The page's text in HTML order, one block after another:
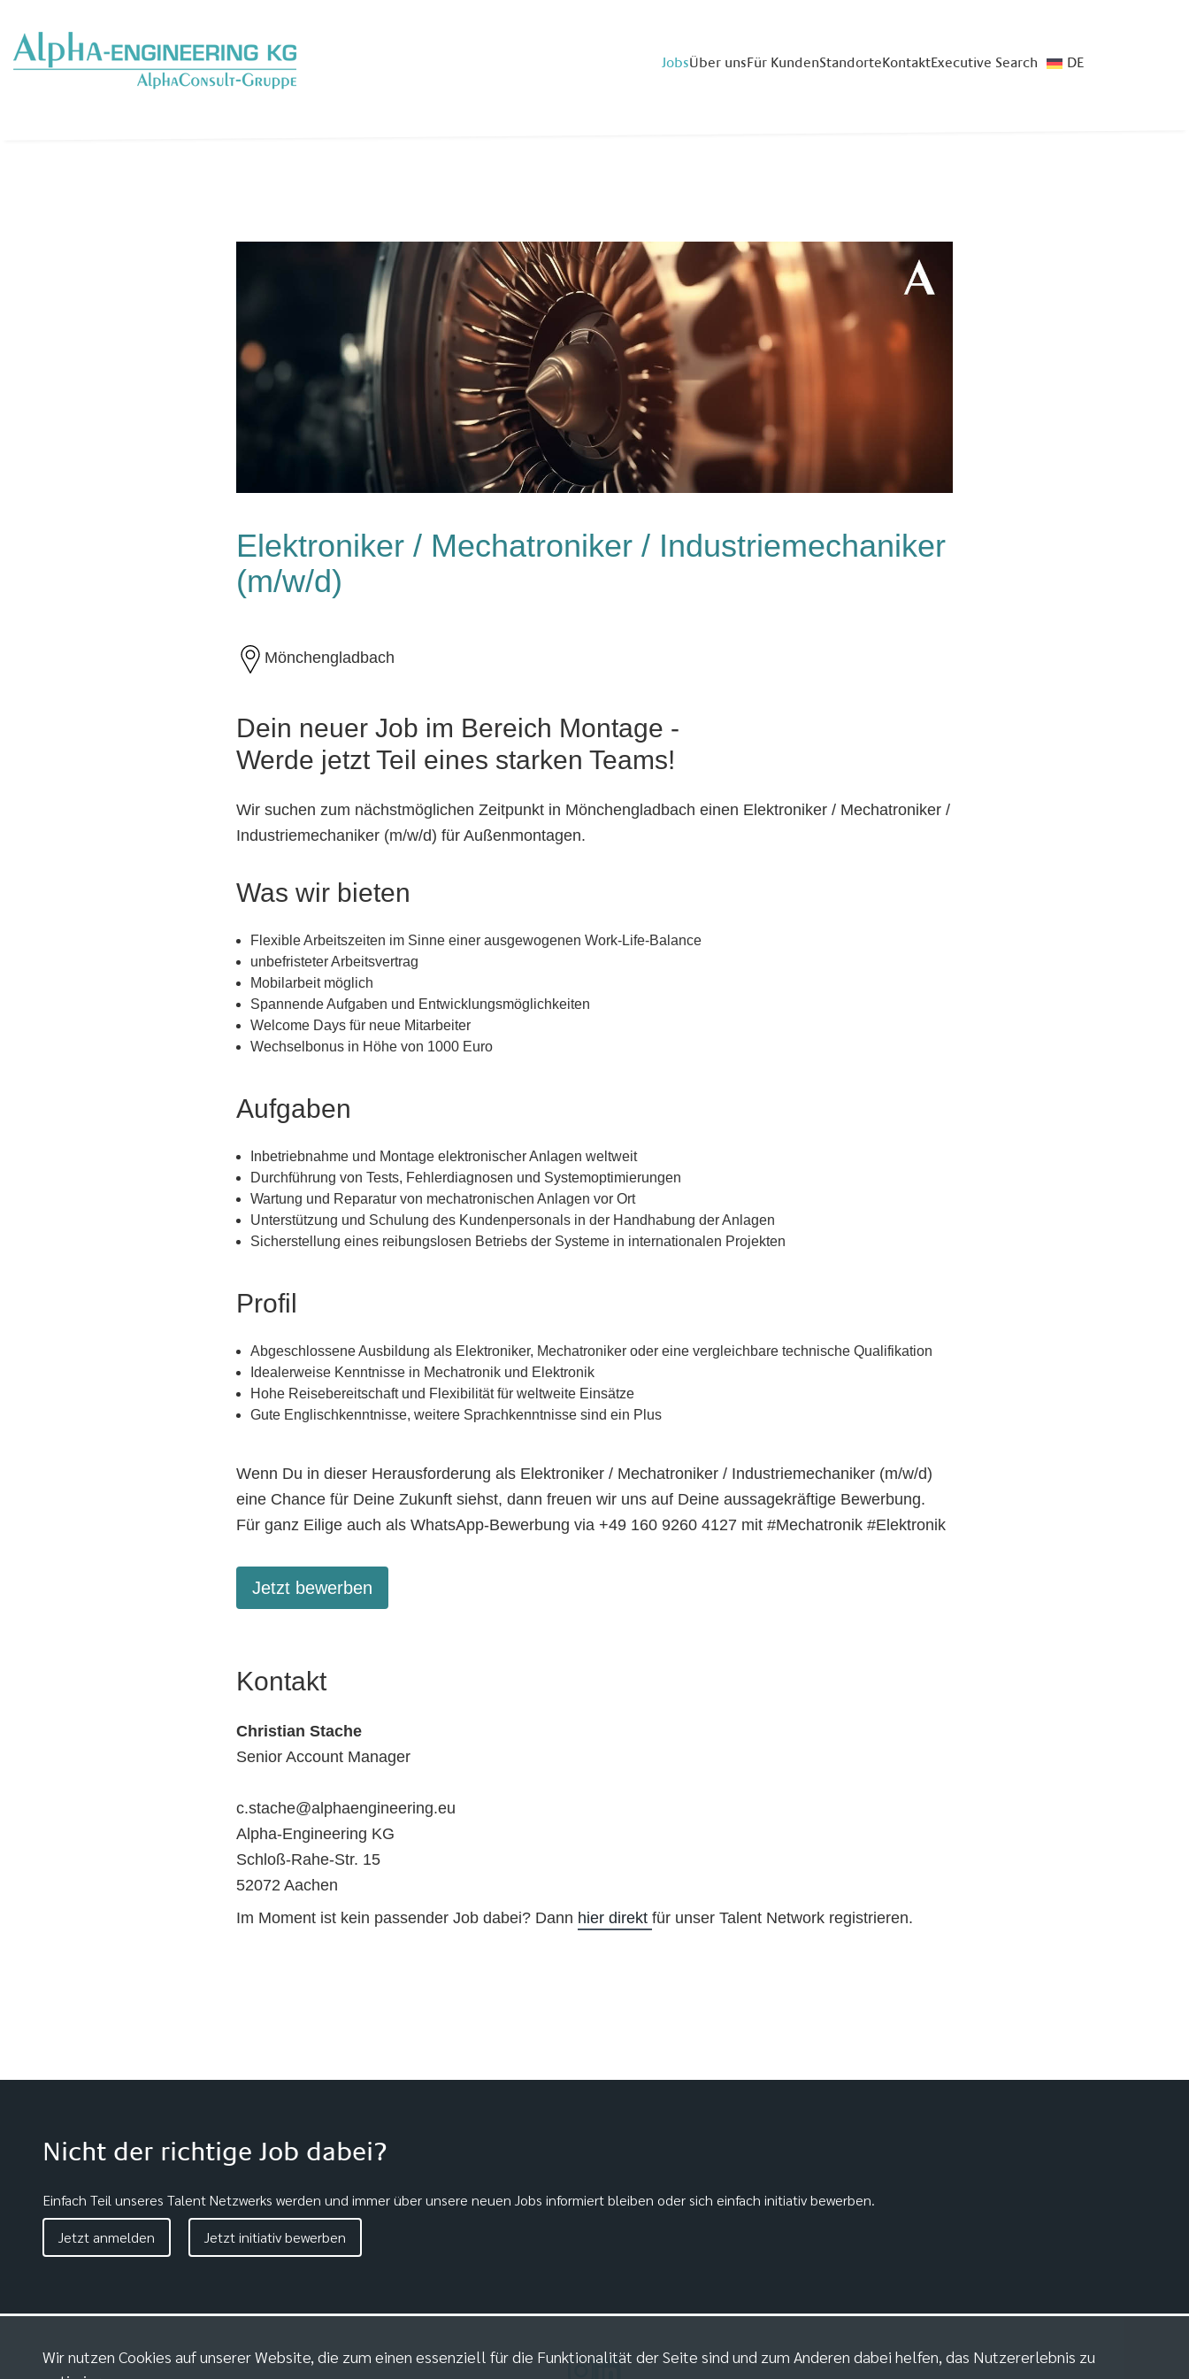
JobsÜber unsFür KundenStandorteKontaktExecutive Search DE
Elektroniker / Mechatroniker / Industriemechaniker
(m/w/d)
Mönchengladbach
Dein neuer Job im Bereich Montage -
Werde jetzt Teil eines starken Teams!
Wir suchen zum nächstmöglichen Zeitpunkt in Mönchengladbach einen Elektroniker / Mechatroniker /
Industriemechaniker (m/w/d) für Außenmontagen.
Was wir bieten
Flexible Arbeitszeiten im Sinne einer ausgewogenen Work-Life-Balance
unbefristeter Arbeitsvertrag
Mobilarbeit möglich
Spannende Aufgaben und Entwicklungsmöglichkeiten
Welcome Days für neue Mitarbeiter
Wechselbonus in Höhe von 1000 Euro
Aufgaben
Inbetriebnahme und Montage elektronischer Anlagen weltweit
Durchführung von Tests, Fehlerdiagnosen und Systemoptimierungen
Wartung und Reparatur von mechatronischen Anlagen vor Ort
Unterstützung und Schulung des Kundenpersonals in der Handhabung der Anlagen
Sicherstellung eines reibungslosen Betriebs der Systeme in internationalen Projekten
Profil
Abgeschlossene Ausbildung als Elektroniker, Mechatroniker oder eine vergleichbare technische Qualifikation
Idealerweise Kenntnisse in Mechatronik und Elektronik
Hohe Reisebereitschaft und Flexibilität für weltweite Einsätze
Gute Englischkenntnisse, weitere Sprachkenntnisse sind ein Plus
Wenn Du in dieser Herausforderung als Elektroniker / Mechatroniker / Industriemechaniker (m/w/d)
eine Chance für Deine Zukunft siehst, dann freuen wir uns auf Deine aussagekräftige Bewerbung.
Für ganz Eilige auch als WhatsApp-Bewerbung via +49 160 9260 4127 mit #Mechatronik #Elektronik
Jetzt bewerben
Kontakt
Christian Stache
Senior Account Manager
c.stache@alphaengineering.eu
Alpha-Engineering KG
Schloß-Rahe-Str. 15
52072 Aachen
Im Moment ist kein passender Job dabei? Dann hier direktfür unser Talent Network registrieren.
Nicht der richtige Job dabei?
Einfach Teil unseres Talent Netzwerks werden und immer über unsere neuen Jobs informiert bleiben oder sich einfach initiativ bewerben.
Jetzt anmelden
Jetzt initiativ bewerben
Wir nutzen Cookies auf unserer Website, die zum einen essenziell für die Funktionalität der Seite sind und zum Anderen dabei helfen, das Nutzererlebnis zu